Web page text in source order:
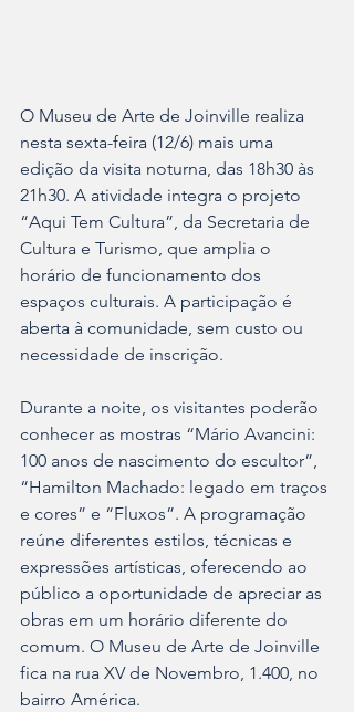
O Museu de Arte de Joinville realiza
nesta sexta-feira (12/6) mais uma
edição da visita noturna, das 18h30 às
21h30. A atividade integra o projeto
“Aqui Tem Cultura”, da Secretaria de
Cultura e Turismo, que amplia o
horário de funcionamento dos
espaços culturais. A participação é
aberta à comunidade, sem custo ou
necessidade de inscrição.
Durante a noite, os visitantes poderão
conhecer as mostras “Mário Avancini:
100 anos de nascimento do escultor”,
“Hamilton Machado: legado em traços
e cores” e “Fluxos”. A programação
reúne diferentes estilos, técnicas e
expressões artísticas, oferecendo ao
público a oportunidade de apreciar as
obras em um horário diferente do
comum. O Museu de Arte de Joinville
fica na rua XV de Novembro, 1.400, no
bairro América.